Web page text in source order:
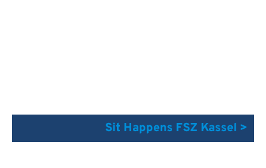
Sit Happens FSZ Kassel >